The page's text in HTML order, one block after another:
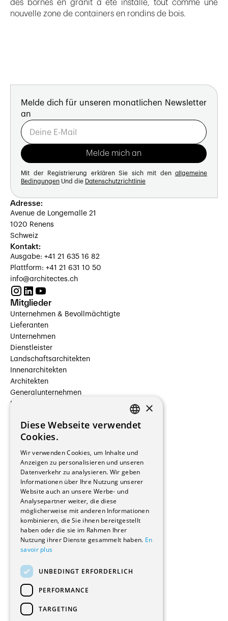
des bornes en granit a été installé, tout comme une
nouvelle zone de containers en rondins de bois.
Melde dich für unseren monatlichen Newsletter
an
Mit der Registrierung erklären Sie sich mit den allgemeine
Bedingungen Und die Datenschutzrichtlinie
Adresse:
Avenue de Longemalle 21
1020 Renens
Schweiz
Kontakt:
Ausgabe: +41 21 635 16 82
Plattform: +41 21 631 10 50
info@architectes.ch
Mitglieder
Unternehmen & Bevollmächtigte
Lieferanten
Unternehmen
Dienstleister
Landschaftsarchitekten
Innenarchitekten
Architekten
Generalunternehmen
Beauftragte Unternehmen
Hersteller/Lieferanten
Bauherrschaften
Immobilienverwaltungsgesellschaften
Stockwerkeigentum
Reportagen
Wohnungen
Renovierungen
Innere Umbauten
Gastgewerbe und Tourismus
Verwaltungsgebäude und Geschäfte
Schuleinrichtungen
Medizinische Einrichtungen
Kultur - Sport - Freizeit
Industrie - Handwerk
Transport und Parkplätze
Diverse Bauten
FRENCH
×
Diese Webseite verwendet
Cookies.
Wir verwenden Cookies, um Inhalte und
Anzeigen zu personalisieren und unseren
Datenverkehr zu analysieren. Wir geben
Informationen über Ihre Nutzung unserer
Website auch an unsere Werbe- und
Analysepartner weiter, die diese
möglicherweise mit anderen Informationen
kombinieren, die Sie ihnen bereitgestellt
haben oder die sie im Rahmen Ihrer
Nutzung ihrer Dienste gesammelt haben. En
savoir plus
UNBEDINGT ERFORDERLICH
PERFORMANCE
TARGETING